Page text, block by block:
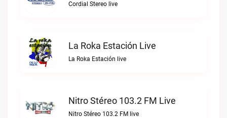
Cordial Stereo live
La Roka Estación Live
La Roka Estación live
Nitro Stéreo 103.2 FM Live
Nitro Stéreo 103.2 FM live